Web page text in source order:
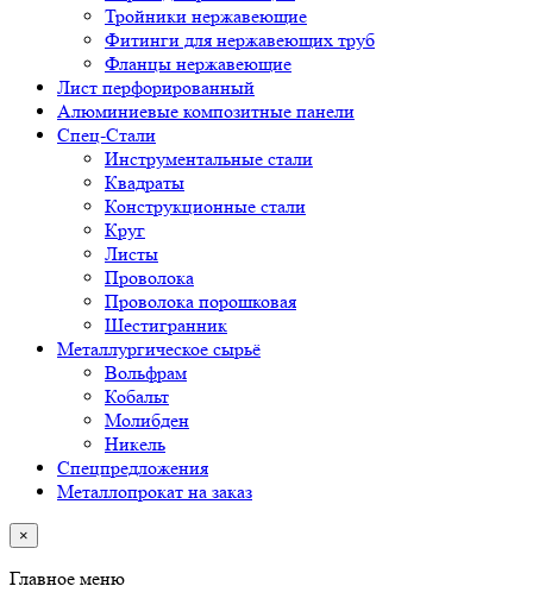
Тройники нержавеющие
Фитинги для нержавеющих труб
Фланцы нержавеющие
Лист перфорированный
Алюминиевые композитные панели
Спец-Стали
Инструментальные стали
Квадраты
Конструкционные стали
Круг
Листы
Проволока
Проволока порошковая
Шестигранник
Металлургическое сырьё
Вольфрам
Кобальт
Молибден
Никель
Спецпредложения
Металлопрокат на заказ
×
Главное меню